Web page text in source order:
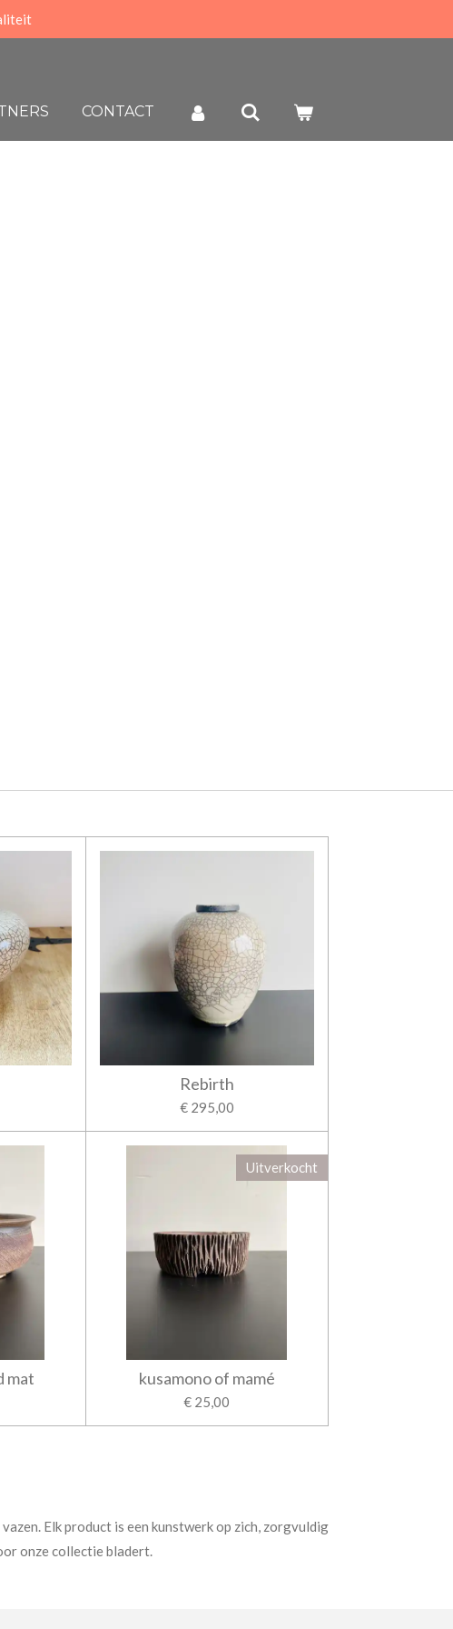
CONTACT
Rebirth
€ 295,00
mat
Uitverkocht
kusamono of mamé
€ 25,00
Elk product is een kunstwerk op zich, zorgvuldig
onze collectie bladert.